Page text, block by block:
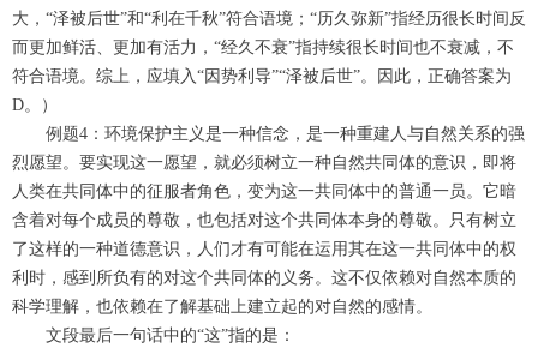
大，“泽被后世”和“利在千秋”符合语境；“历久弥新”指经历很长时间反
而更加鲜活、更加有活力，“经久不衰”指持续很长时间也不衰减，不
符合语境。综上，应填入“因势利导”“泽被后世”。因此，正确答案为
D。）
例题4：环境保护主义是一种信念，是一种重建人与自然关系的强
烈愿望。要实现这一愿望，就必须树立一种自然共同体的意识，即将
人类在共同体中的征服者角色，变为这一共同体中的普通一员。它暗
含着对每个成员的尊敬，也包括对这个共同体本身的尊敬。只有树立
了这样的一种道德意识，人们才有可能在运用其在这一共同体中的权
利时，感到所负有的对这个共同体的义务。这不仅依赖对自然本质的
科学理解，也依赖在了解基础上建立起的对自然的感情。
文段最后一句话中的“这”指的是：